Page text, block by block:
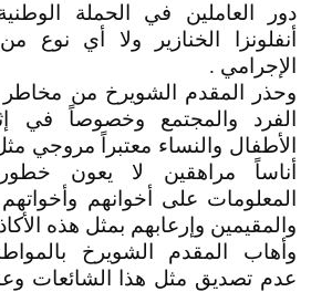
دور العاملين في الحملة
أنفلونزا الخنازير ولا أي نوع
الإجرامي .
وحذر المقدم الشويرخ من
الفرد والمجتمع وخصوصاً في
الأطفال والنساء معتبراً مروجي
أناساً مراهقين لا يعون
المعلومات على أخوانهم
والمقيمين وإرعابهم بمثل هذه
وأهاب المقدم الشويرخ
عدم تصديق مثل هذا الشائعات